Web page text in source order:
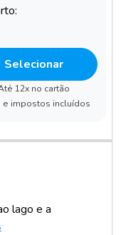
Selecionar
12x no cartão
e impostos incluídos
lago e a